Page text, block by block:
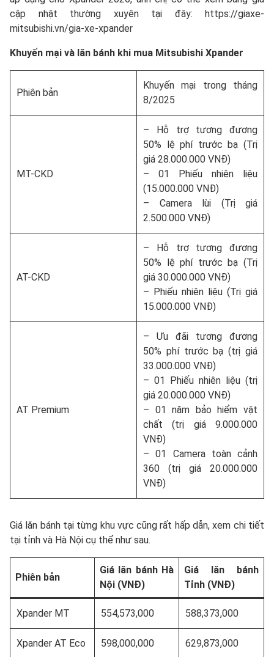
cập nhật thường xuyên tại đây: https://giaxe-
mitsubishi.vn/gia-xe-xpander
Khuyến mại và lăn bánh khi mua Mitsubishi Xpander
Phiên bản
Khuyến mại trong tháng
8/2025
MT-CKD
– Hỗ trợ tương đương
50% lệ phí trước bạ (Trị
giá 28.000.000 VNĐ)
– 01 Phiếu nhiên liệu
(15.000.000 VNĐ)
– Camera lùi (Trị giá
2.500.000 VNĐ)
AT-CKD
– Hỗ trợ tương đương
50% lệ phí trước bạ (Trị
giá 30.000.000 VNĐ)
– Phiếu nhiên liệu (Trị giá
15.000.000 VNĐ)
AT Premium
– Ưu đãi tương đương
50% phí trước bạ (trị giá
33.000.000 VNĐ)
– 01 Phiếu nhiên liệu (trị
giá 20.000.000 VNĐ)
– 01 năm bảo hiểm vật
chất (trị giá 9.000.000
VNĐ)
– 01 Camera toàn cảnh
360 (trị giá 20.000.000
VNĐ)
Giá lăn bánh tại từng khu vực cũng rất hấp dẫn, xem chi tiết
tại tỉnh và Hà Nội cụ thể như sau.
Phiên bản
Giá lăn bánh Hà
Nội (VNĐ)
Giá lăn bánh
Tỉnh (VNĐ)
Xpander MT 554,573,000 588,373,000
Xpander AT Eco 598,000,000 629,873,000